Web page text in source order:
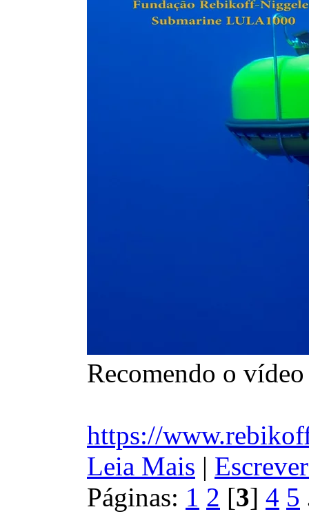
Recomendo o
https://
Leia Mais |
Páginas: 1 2 [3] 4 5